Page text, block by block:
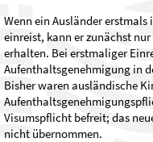
Wenn ein Ausländer
einreist, kann er zunächst
erhalten. Bei erstmaliger
Aufenthaltsgenehmigung in
Bisher waren ausländische
Visumspflicht befreit; das
nicht übernommen.